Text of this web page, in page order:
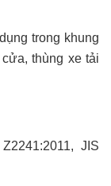
trong khung
thùng xe tải
JIS